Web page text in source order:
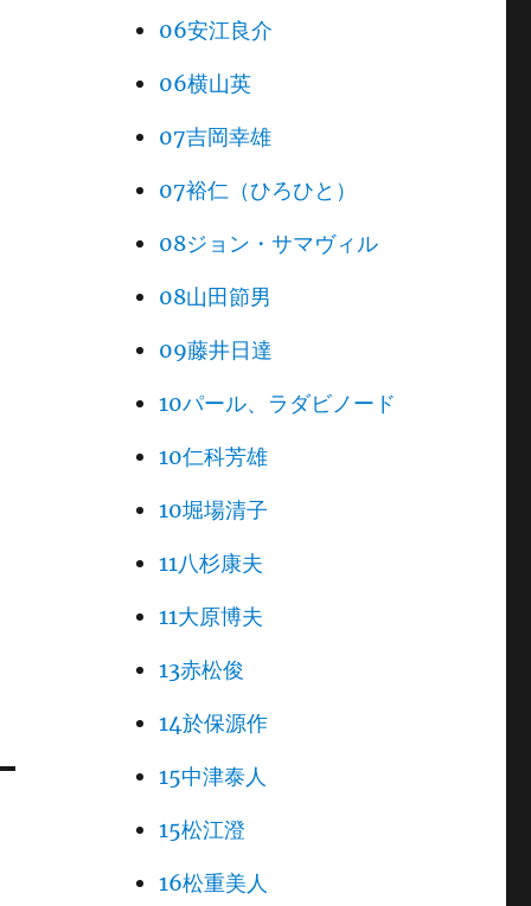
06安江良介
06横山英
07吉岡幸雄
07裕仁（ひろひと）
08ジョン・サマヴィル
08山田節男
09藤井日達
10パール、ラダビノード
10仁科芳雄
10堀場清子
11八杉康夫
11大原博夫
13赤松俊
14於保源作
15中津泰人
15松江澄
16松重美人